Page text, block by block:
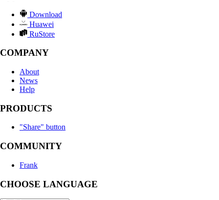
Download
Huawei
RuStore
COMPANY
About
News
Help
PRODUCTS
"Share" button
COMMUNITY
Frank
CHOOSE LANGUAGE